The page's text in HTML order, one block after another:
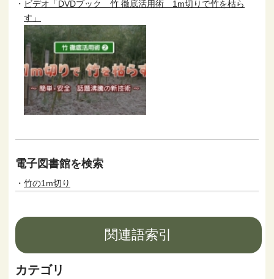
ビデオ「DVDブック 竹 徹底活用術 1m切りで竹を枯ら
す」
電子図書館を検索
竹の1m切り
関連語索引
カテゴリ